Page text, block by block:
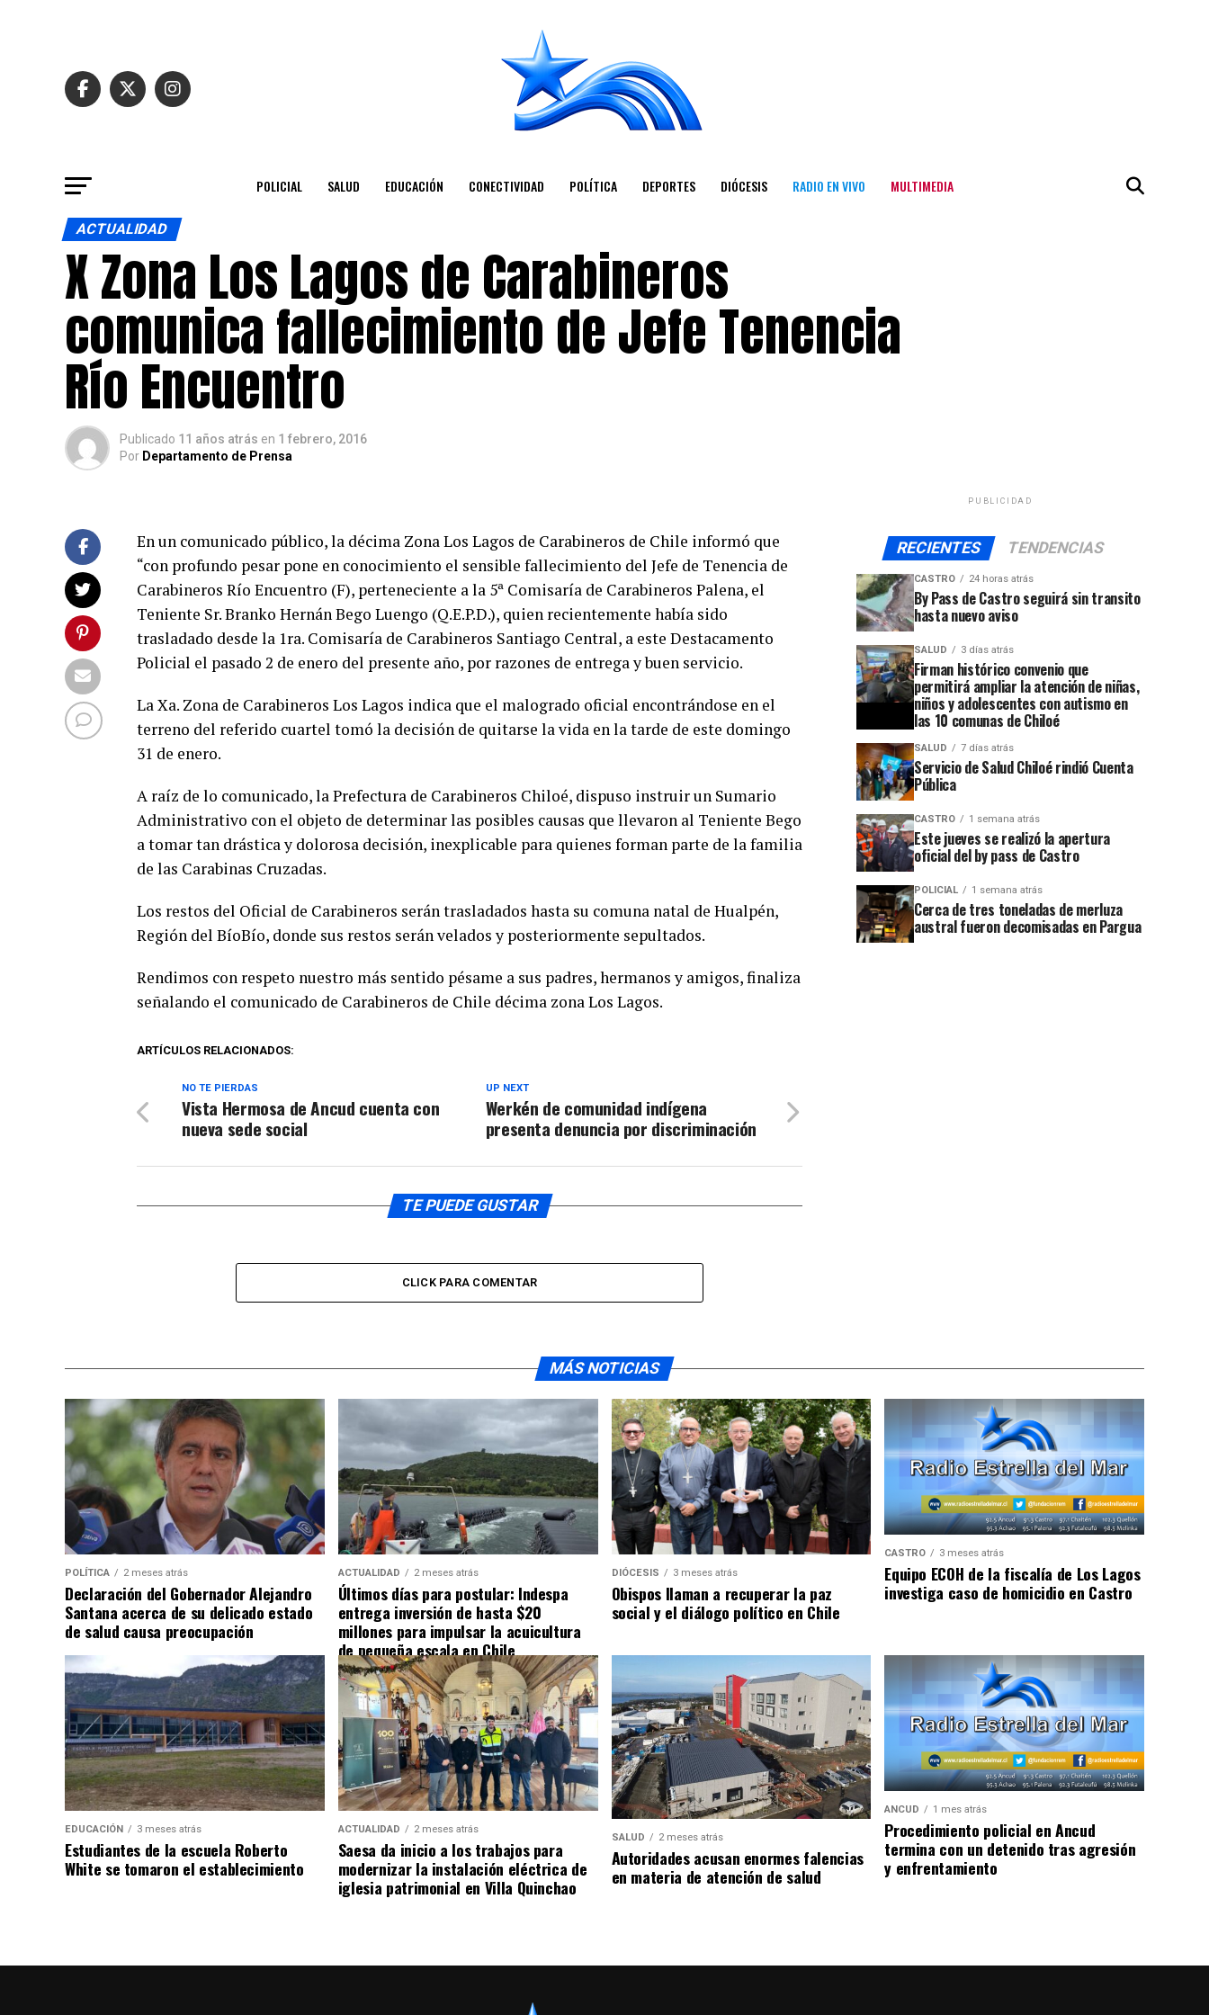
POLICIAL SALUD EDUCACIÓN CONECTIVIDAD POLÍTICA DEPORTES DIÓCESIS RADIO EN VIVO MULTIMEDIA
ACTUALIDAD
X Zona Los Lagos de Carabineros
comunica fallecimiento de Jefe Tenencia
Río Encuentro
Publicado 11 años atrás en 1 febrero, 2016
Por Departamento de Prensa
En un comunicado público, la décima Zona Los Lagos de Carabineros de Chile informó que
“con profundo pesar pone en conocimiento el sensible fallecimiento del Jefe de Tenencia de
Carabineros Río Encuentro (F), perteneciente a la 5ª Comisaría de Carabineros Palena, el
Teniente Sr. Branko Hernán Bego Luengo (Q.E.P.D.), quien recientemente había sido
trasladado desde la 1ra. Comisaría de Carabineros Santiago Central, a este Destacamento
Policial el pasado 2 de enero del presente año, por razones de entrega y buen servicio.
La Xa. Zona de Carabineros Los Lagos indica que el malogrado oficial encontrándose en el
terreno del referido cuartel tomó la decisión de quitarse la vida en la tarde de este domingo
31 de enero.
A raíz de lo comunicado, la Prefectura de Carabineros Chiloé, dispuso instruir un Sumario
Administrativo con el objeto de determinar las posibles causas que llevaron al Teniente Bego
a tomar tan drástica y dolorosa decisión, inexplicable para quienes forman parte de la familia
de las Carabinas Cruzadas.
Los restos del Oficial de Carabineros serán trasladados hasta su comuna natal de Hualpén,
Región del BíoBío, donde sus restos serán velados y posteriormente sepultados.
Rendimos con respeto nuestro más sentido pésame a sus padres, hermanos y amigos, finaliza
señalando el comunicado de Carabineros de Chile décima zona Los Lagos.
ARTÍCULOS RELACIONADOS:
UP NEXT
Werkén de comunidad indígena
presenta denuncia por discriminación
NO TE PIERDAS
Vista Hermosa de Ancud cuenta con
nueva sede social
TE PUEDE GUSTAR
CLICK PARA COMENTAR
PUBLICIDAD
RECIENTES TENDENCIAS
CASTRO 24 horas atrás
By Pass de Castro seguirá sin transito
hasta nuevo aviso
SALUD 3 días atrás
Firman histórico convenio que
permitirá ampliar la atención de niñas,
niños y adolescentes con autismo en
las 10 comunas de Chiloé
SALUD 7 días atrás
Servicio de Salud Chiloé rindió Cuenta
Pública
CASTRO 1 semana atrás
Este jueves se realizó la apertura
oficial del by pass de Castro
POLICIAL 1 semana atrás
Cerca de tres toneladas de merluza
austral fueron decomisadas en Pargua
MÁS NOTICIAS
POLÍTICA 2 meses atrás
Declaración del Gobernador Alejandro
Santana acerca de su delicado estado
de salud causa preocupación
ACTUALIDAD 2 meses atrás
Últimos días para postular: Indespa
entrega inversión de hasta $20
millones para impulsar la acuicultura
de pequeña escala en Chile
DIÓCESIS 3 meses atrás
Obispos llaman a recuperar la paz
social y el diálogo político en Chile
CASTRO 3 meses atrás
Equipo ECOH de la fiscalía de Los Lagos
investiga caso de homicidio en Castro
EDUCACIÓN 3 meses atrás
Estudiantes de la escuela Roberto
White se tomaron el establecimiento
ACTUALIDAD 2 meses atrás
Saesa da inicio a los trabajos para
modernizar la instalación eléctrica de
iglesia patrimonial en Villa Quinchao
SALUD 2 meses atrás
Autoridades acusan enormes falencias
en materia de atención de salud
ANCUD 1 mes atrás
Procedimiento policial en Ancud
termina con un detenido tras agresión
y enfrentamiento